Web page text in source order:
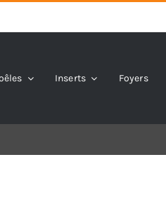
Inserts Foyers